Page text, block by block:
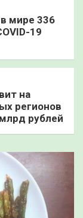
мире 336
19
на
регионов
рублей